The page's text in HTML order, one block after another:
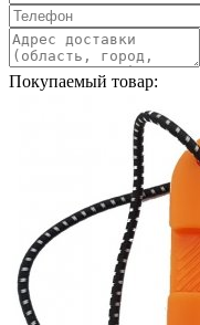
Покупаемый товар: